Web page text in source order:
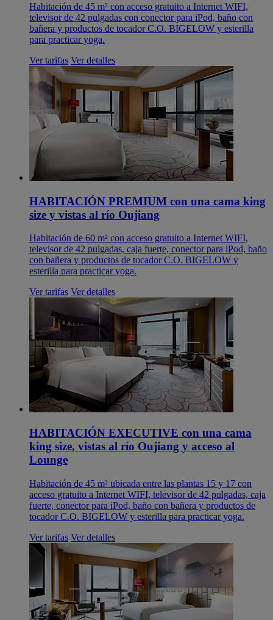
Habitación de 45 m² con acceso gratuito a Internet WIFI,
televisor de 42 pulgadas con conector para iPod, baño con
bañera y productos de tocador C.O. BIGELOW y esterilla
para practicar yoga.
Ver tarifas Ver detalles
HABITACIÓN PREMIUM con una cama king
size y vistas al río Oujiang
Habitación de 60 m² con acceso gratuito a Internet WIFI,
televisor de 42 pulgadas, caja fuerte, conector para iPod, baño
con bañera y productos de tocador C.O. BIGELOW y
esterilla para practicar yoga.
Ver tarifas Ver detalles
HABITACIÓN EXECUTIVE con una cama
king size, vistas al río Oujiang y acceso al
Lounge
Habitación de 45 m² ubicada entre las plantas 15 y 17 con
acceso gratuito a Internet WIFI, televisor de 42 pulgadas, caja
fuerte, conector para iPod, baño con bañera y productos de
tocador C.O. BIGELOW y esterilla para practicar yoga.
Ver tarifas Ver detalles